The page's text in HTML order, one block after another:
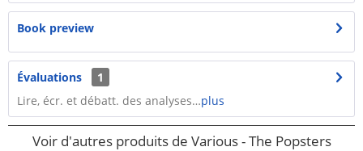
Book preview
Évaluations
1
Lire, écr. et débatt. des analyses…plus
Voir d'autres produits de Various - The Popsters